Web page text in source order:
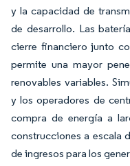
y la capacidad de
de desarrollo. Las
cierre financiero junto
permite una mayor
renovables variables.
y los operadores de
compra de energía a
construcciones a escala
de ingresos para los